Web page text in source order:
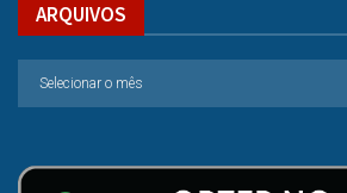
ARQUIVOS